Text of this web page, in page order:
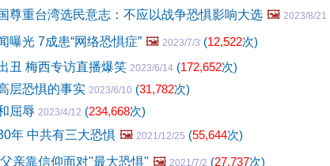
尊重台湾选民意志：不应以战争恐惧影响大选 🖼️ 2023/8/21
曝光 7成患“网络恐惧症” 🖼️ 2023/7/3 (12,522次)
丑 梅西专访直播爆笑 2023/6/14 (172,652次)
层恐惧的事实 2023/6/10 (31,782次)
屈辱 2023/4/12 (234,668次)
年 中共有三大恐惧 🖼️ 2021/12/25 (55,644次)
亲靠信仰面对"最大恐惧" 🖼️ 2021/7/2 (27,737次)